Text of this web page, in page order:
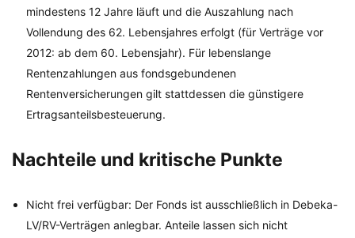
mindestens 12 Jahre läuft und die Auszahlung nach
Vollendung des 62. Lebensjahres erfolgt (für Verträge vor
2012: ab dem 60. Lebensjahr). Für lebenslange
Rentenzahlungen aus fondsgebundenen
Rentenversicherungen gilt stattdessen die günstigere
Ertragsanteilsbesteuerung.
Nachteile und kritische Punkte
Nicht frei verfügbar: Der Fonds ist ausschließlich in Debeka-
LV/RV-Verträgen anlegbar. Anteile lassen sich nicht